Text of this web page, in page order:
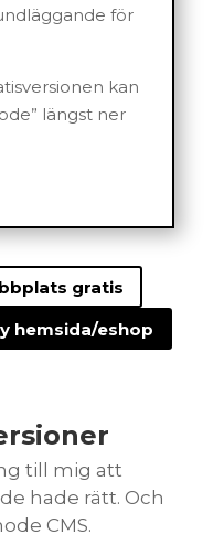
för
kan
längst ner
gratis
hemsida/eshop
till mig att
hade rätt. Och
CMS.